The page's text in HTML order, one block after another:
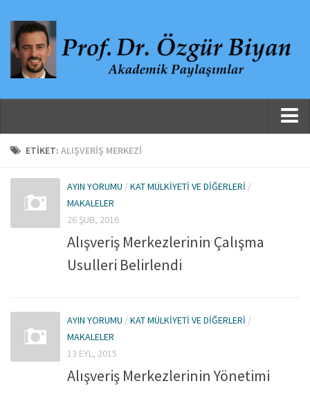
Ana Sayfa
Özgeçmiş
Yayınlanmış Çalışmalar
Danışmanlıklar, Jüri Üyelikleri ve Atıflar
Kitaplar
Öğrenci
For Englısh
ETIKET: ALIŞVERIŞ MERKEZI
AYIN YORUMU /KAT MÜLKIYETI VE DIĞERLERI /
MAKALELER
26 ŞUB, 2016
Alışveriş Merkezlerinin Çalışma
Usulleri Belirlendi
AYIN YORUMU /KAT MÜLKIYETI VE DIĞERLERI /
MAKALELER
13 EYL, 2015
Alışveriş Merkezlerinin Yönetimi